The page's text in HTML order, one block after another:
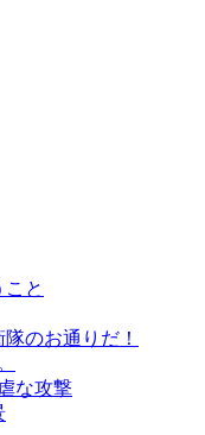
と
のお通りだ！
な攻撃